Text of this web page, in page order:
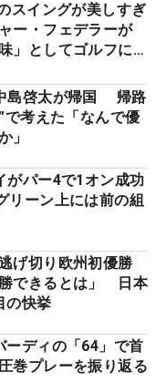
スイングが美しすぎ
ー・フェデラーが
」としてゴルフに挑
島啓太が帰国 帰路
で考えた「なんで優
」
がパー4で1オン成功
ーン上には前の組
げ切り欧州初優勝
勝できるとは」 日本
の快挙
ーディの「64」で首
巻プレーを振り返る